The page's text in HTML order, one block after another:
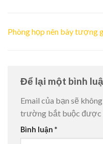
Phòng họp nên bày tượng
Để lại một bình
Email của bạn sẽ
trường bắt buộc được
Bình luận *